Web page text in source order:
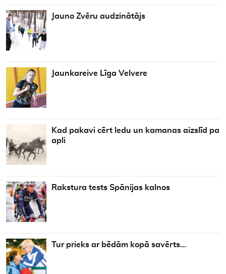
Jauno Zvēru audzinātājs
Jaunkareive Līga Velvere
Kad pakavi cērt ledu un kamanas aizslīd pa
apli
Rakstura tests Spānijas kalnos
Tur prieks ar bēdām kopā savērts…